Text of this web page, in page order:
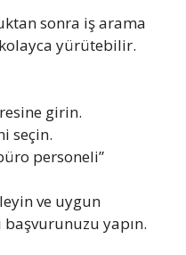
sonra iş arama
yürütebilir.
girin.
seçin.
personeli”
ve uygun
yapın.